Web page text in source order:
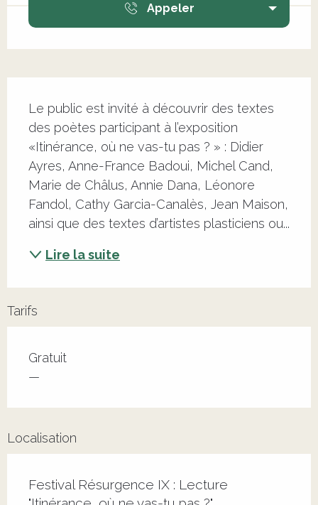
Appeler
Le public est invité à découvrir des textes
des poètes participant à l’exposition
«Itinérance, où ne vas-tu pas ? » : Didier
Ayres, Anne-France Badoui, Michel Cand,
Marie de Châlus, Annie Dana, Léonore
Fandol, Cathy Garcia-Canalès, Jean Maison,
ainsi que des textes d’artistes plasticiens ou...
Lire la suite
Tarifs
Tarifs 2026
Gratuit
—
Localisation
Festival Résurgence IX : Lecture